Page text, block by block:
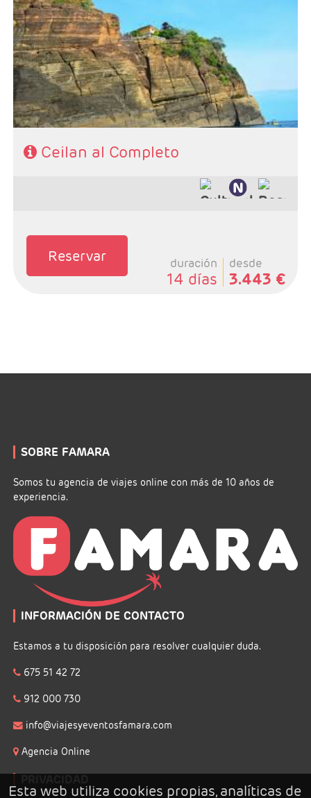
- Salidas: Según calendario
- Ruta: Colombo 1 noche, Jaffna 1 noche, Trinvomalee 2
noches, Dambulla 2 noches, Kandy 2 noches, Ella 1
noche, Udawalawe 1 noche y Bentota 1 noche
- Categoría hotelera: Primera Superior
- Régimen: Según itinerario
SE NECESITA VISADO PARA VIAJAR A SRI LANKA
Ceilan al Completo
Reservar duración
14 días
desde
3.443 €
SOBRE FAMARA
Somos tu agencia de viajes online con más de 10 años de
experiencia.
INFORMACIÓN DE CONTACTO
Estamos a tu disposición para resolver cualquier duda.
675 51 42 72
912 000 730
info@viajesyeventosfamara.com
Agencia Online
Esta web utiliza cookies propias, analíticas de